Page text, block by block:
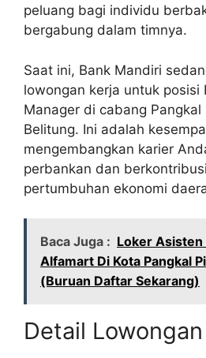
peluang bagi individu
bergabung dalam timnya.
Saat ini, Bank Mandiri
lowongan kerja untuk posisi
Manager di cabang Pangkal
Belitung. Ini adalah
mengembangkan karier
perbankan dan
pertumbuhan ekonomi
Baca Juga : Loker Asisten
Alfamart Di Kota Pangkal
(Buruan Daftar Sekarang)
Detail